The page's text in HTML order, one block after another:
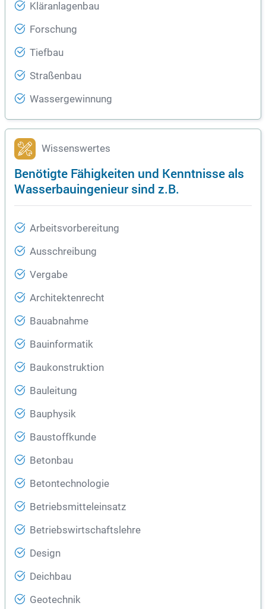
Kläranlagenbau
Forschung
Tiefbau
Straßenbau
Wassergewinnung
Wissenswertes
Benötigte Fähigkeiten und Kenntnisse als
Wasserbauingenieur sind z.B.
Arbeitsvorbereitung
Ausschreibung
Vergabe
Architektenrecht
Bauabnahme
Bauinformatik
Baukonstruktion
Bauleitung
Bauphysik
Baustoffkunde
Betonbau
Betontechnologie
Betriebsmitteleinsatz
Betriebswirtschaftslehre
Design
Deichbau
Geotechnik